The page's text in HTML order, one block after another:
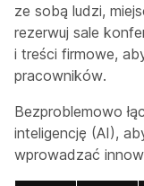
ze sobą ludzi,
rezerwuj sale
i treści firmowe,
pracowników.
Bezproblemowo
inteligencję (AI),
wprowadzać